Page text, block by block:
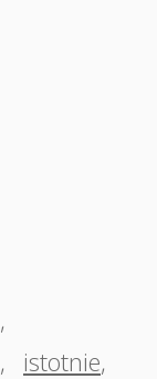
,
, istotnie,